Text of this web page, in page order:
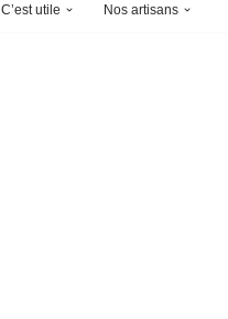
C’est utile Nos artisans